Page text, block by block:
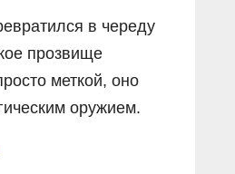
в череду
прозвище
меткой, оно
оружием.